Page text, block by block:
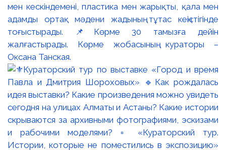
мен кескіндемені, пластика мен жарықты, қала мен
адамды ортақ мәдени жадының тұтас кеңістігінде
тоғыстырады. 📌Көрме 30 тамызға дейін
жалғастырады. Көрме жобасының кураторы –
Оксана Танская.